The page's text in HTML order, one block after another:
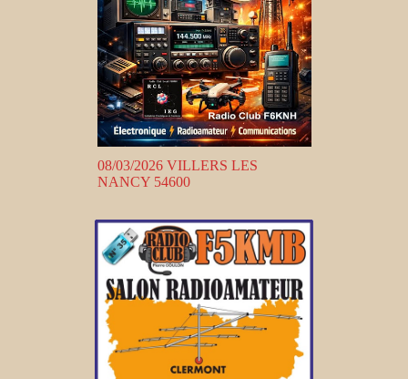
08/03/2026 VILLERS LES
NANCY 54600